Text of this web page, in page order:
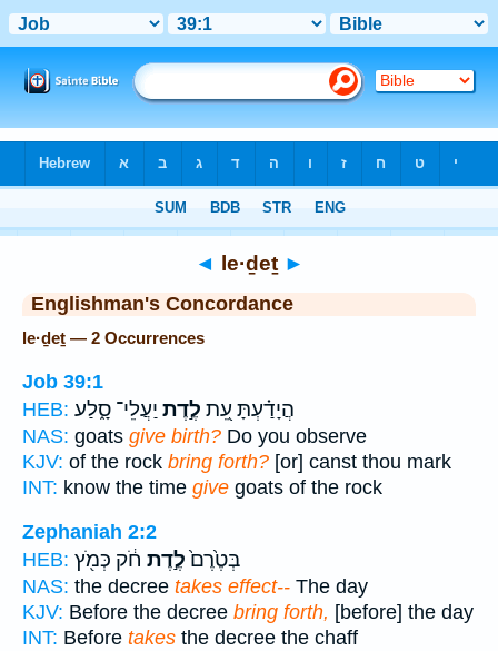
◄ le·ḏeṯ ►
Englishman's Concordance
le·ḏeṯ — 2 Occurrences
Job 39:1
HEB:
הֲיָדַ֗עְתָּ עֵ֭ת לֶ֣דֶת יַעֲלֵי־ סָ֑לַע
NAS: goats give birth? Do you observe
KJV: of the rock bring forth? [or] canst thou mark
INT: know the time give goats of the rock
Zephaniah 2:2
HEB:
בְּטֶ֙רֶם֙לֶ֣דֶת חֹ֔ק כְּמֹ֖ץ
NAS: the decree takes effect-- The day
KJV: Before the decree bring forth, [before] the day
INT: Before takes the decree the chaff